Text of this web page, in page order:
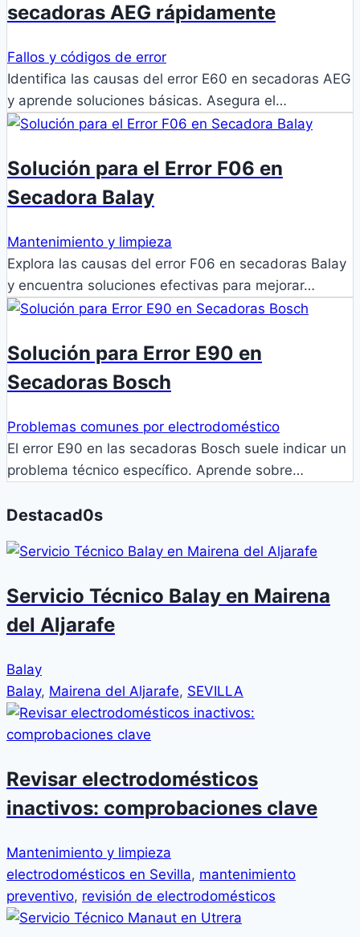
secadoras AEG rápidamente
Fallos y códigos de error
Identifica las causas del error E60 en secadoras AEG
y aprende soluciones básicas. Asegura el…
Solución para el Error F06 en
Secadora Balay
Mantenimiento y limpieza
Explora las causas del error F06 en secadoras Balay
y encuentra soluciones efectivas para mejorar…
Solución para Error E90 en
Secadoras Bosch
Problemas comunes por electrodoméstico
El error E90 en las secadoras Bosch suele indicar un
problema técnico específico. Aprende sobre…
Destacad0s
Servicio Técnico Balay en Mairena
del Aljarafe
Balay
Balay, Mairena del Aljarafe, SEVILLA
Revisar electrodomésticos
inactivos: comprobaciones clave
Mantenimiento y limpieza
electrodomésticos en Sevilla, mantenimiento
preventivo, revisión de electrodomésticos